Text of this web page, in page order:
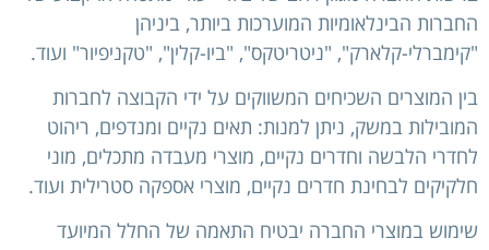
החברות הבינלאומיות המוערכות ביותר, ביניהן
"קימברלי-קלארק", "ניטריטקס", "ביו-קלין", "טקניפיור" ועוד.
בין המוצרים השכיחים המשווקים על ידי הקבוצה לחברות
המובילות במשק, ניתן למנות: תאים נקיים ומנדפים, ריהוט
לחדרי הלבשה וחדרים נקיים, מוצרי מעבדה מתכלים, מוני
חלקיקים לבחינת חדרים נקיים, מוצרי אספקה סטרילית ועוד.
שימוש במוצרי החברה יבטיח התאמה של החלל המיועד